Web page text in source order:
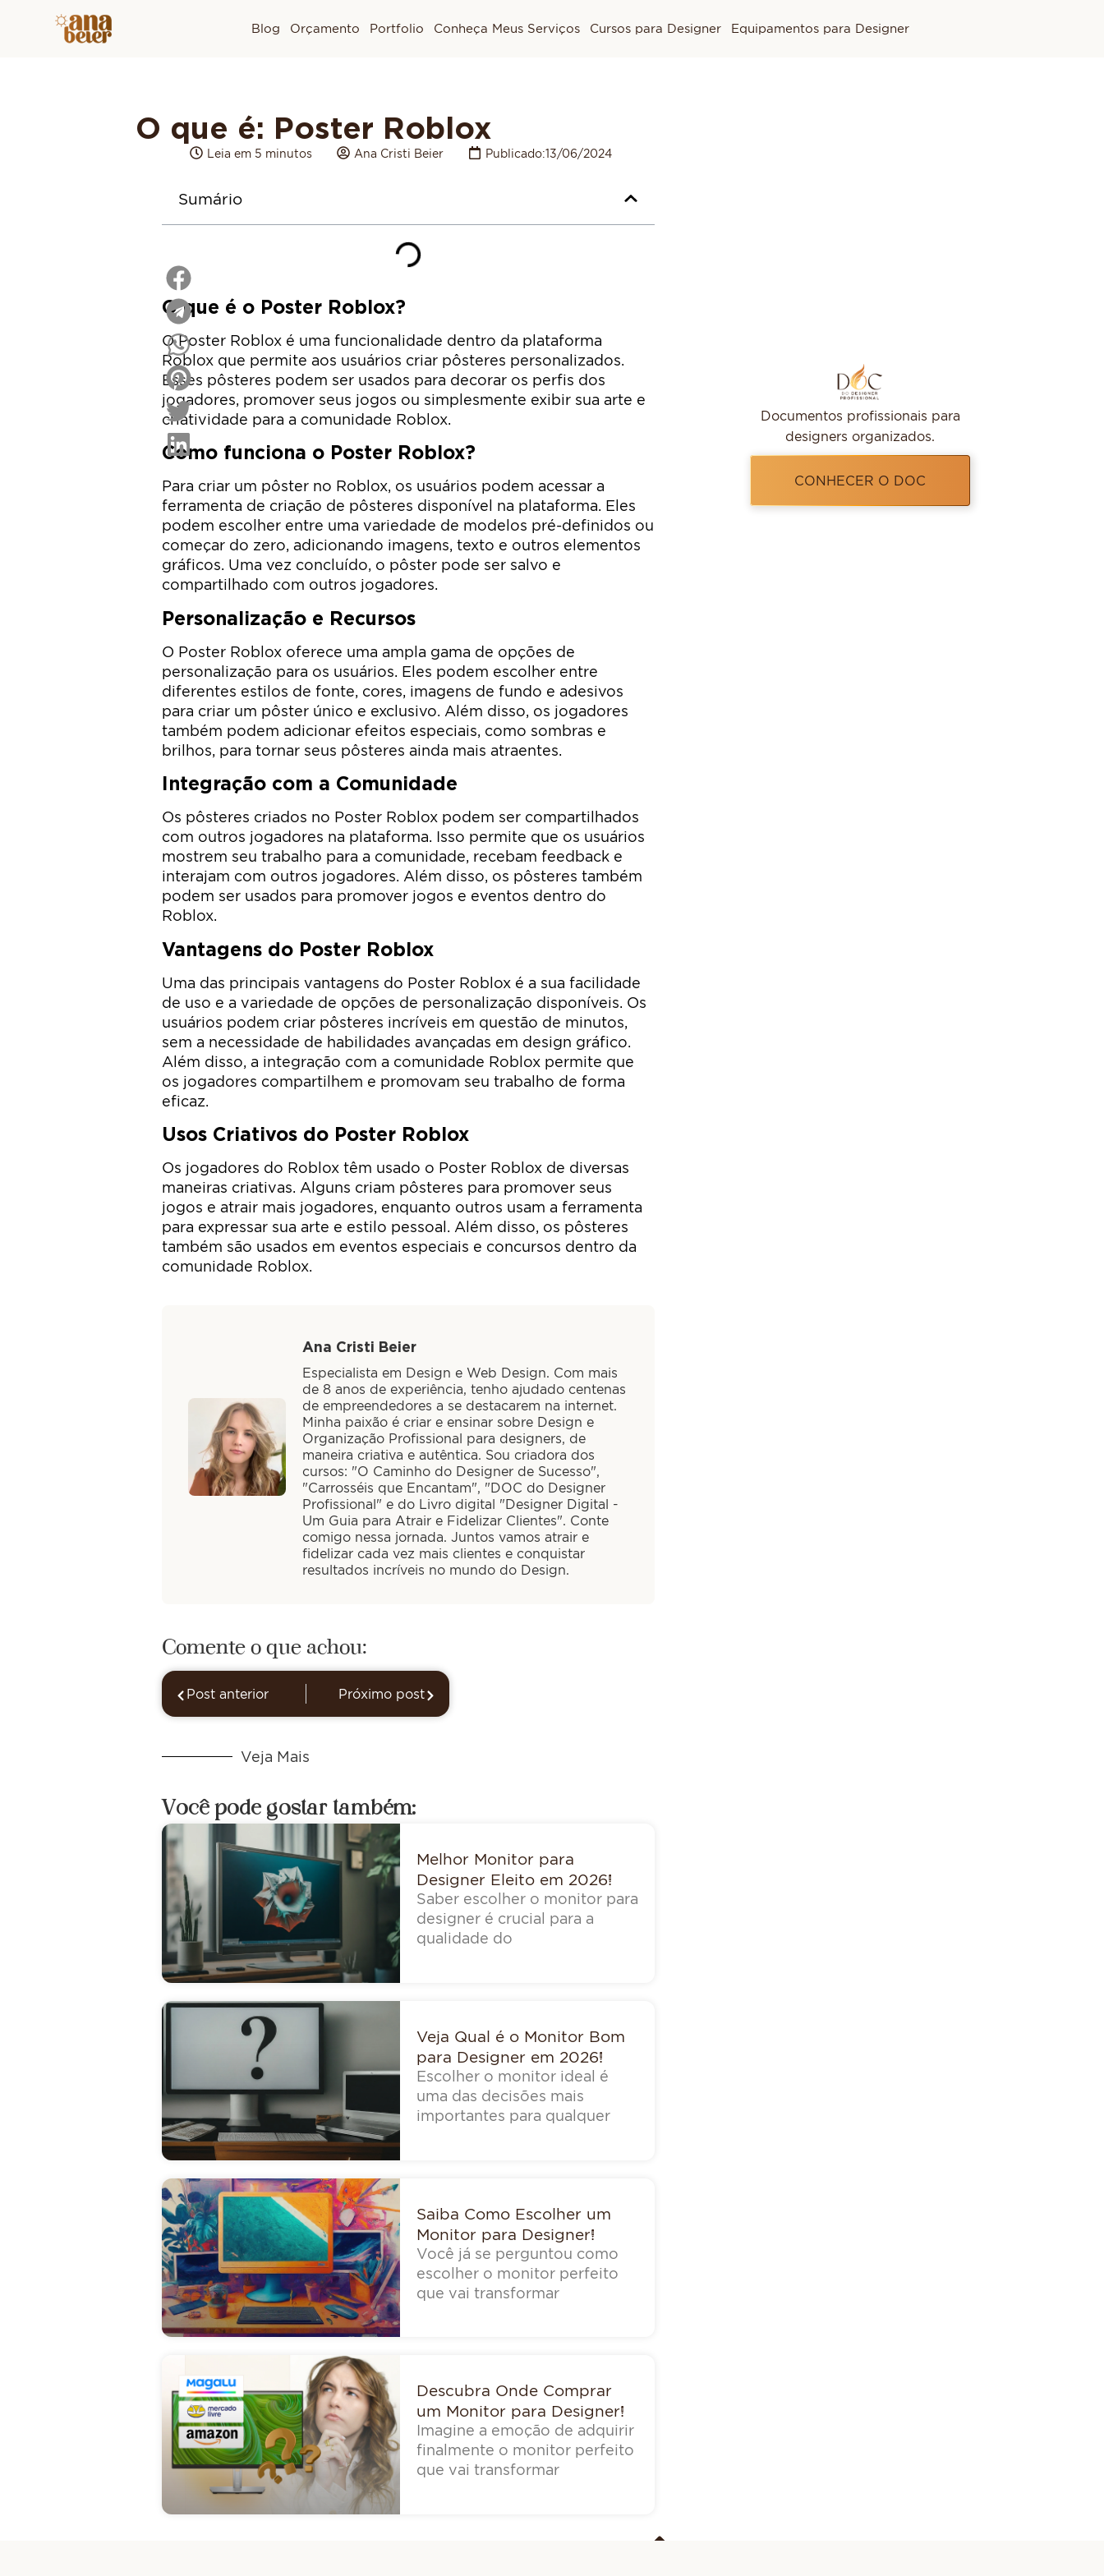
Blog Orçamento Portfolio Conheça Meus Serviços Cursos para Designer Equipamentos para Designer
O que é: Poster Roblox
Leia em 5 minutos Ana Cristi Beier Publicado:13/06/2024
Sumário
O que é o Poster Roblox?
O Poster Roblox é uma funcionalidade dentro da plataforma
Roblox que permite aos usuários criar pôsteres personalizados.
Esses pôsteres podem ser usados para decorar os perfis dos
jogadores, promover seus jogos ou simplesmente exibir sua arte e
criatividade para a comunidade Roblox.
Como funciona o Poster Roblox?
Para criar um pôster no Roblox, os usuários podem acessar a
ferramenta de criação de pôsteres disponível na plataforma. Eles
podem escolher entre uma variedade de modelos pré-definidos ou
começar do zero, adicionando imagens, texto e outros elementos
gráficos. Uma vez concluído, o pôster pode ser salvo e
compartilhado com outros jogadores.
Personalização e Recursos
O Poster Roblox oferece uma ampla gama de opções de
personalização para os usuários. Eles podem escolher entre
diferentes estilos de fonte, cores, imagens de fundo e adesivos
para criar um pôster único e exclusivo. Além disso, os jogadores
também podem adicionar efeitos especiais, como sombras e
brilhos, para tornar seus pôsteres ainda mais atraentes.
Integração com a Comunidade
Os pôsteres criados no Poster Roblox podem ser compartilhados
com outros jogadores na plataforma. Isso permite que os usuários
mostrem seu trabalho para a comunidade, recebam feedback e
interajam com outros jogadores. Além disso, os pôsteres também
podem ser usados para promover jogos e eventos dentro do
Roblox.
Vantagens do Poster Roblox
Uma das principais vantagens do Poster Roblox é a sua facilidade
de uso e a variedade de opções de personalização disponíveis. Os
usuários podem criar pôsteres incríveis em questão de minutos,
sem a necessidade de habilidades avançadas em design gráfico.
Além disso, a integração com a comunidade Roblox permite que
os jogadores compartilhem e promovam seu trabalho de forma
eficaz.
Usos Criativos do Poster Roblox
Os jogadores do Roblox têm usado o Poster Roblox de diversas
maneiras criativas. Alguns criam pôsteres para promover seus
jogos e atrair mais jogadores, enquanto outros usam a ferramenta
para expressar sua arte e estilo pessoal. Além disso, os pôsteres
também são usados em eventos especiais e concursos dentro da
comunidade Roblox.
Ana Cristi Beier
Especialista em Design e Web Design. Com mais
de 8 anos de experiência, tenho ajudado centenas
de empreendedores a se destacarem na internet.
Minha paixão é criar e ensinar sobre Design e
Organização Profissional para designers, de
maneira criativa e autêntica. Sou criadora dos
cursos: "O Caminho do Designer de Sucesso",
"Carrosséis que Encantam", "DOC do Designer
Profissional" e do Livro digital "Designer Digital -
Um Guia para Atrair e Fidelizar Clientes". Conte
comigo nessa jornada. Juntos vamos atrair e
fidelizar cada vez mais clientes e conquistar
resultados incríveis no mundo do Design.
Comente o que achou:
Post anterior Próximo post
Veja Mais
Você pode gostar também:
Melhor Monitor para
Designer Eleito em 2026!
Saber escolher o monitor para
designer é crucial para a
qualidade do
Veja Qual é o Monitor Bom
para Designer em 2026!
Escolher o monitor ideal é
uma das decisões mais
importantes para qualquer
Saiba Como Escolher um
Monitor para Designer!
Você já se perguntou como
escolher o monitor perfeito
que vai transformar
Descubra Onde Comprar
um Monitor para Designer!
Imagine a emoção de adquirir
finalmente o monitor perfeito
que vai transformar
Documentos profissionais para
designers organizados.
CONHECER O DOC